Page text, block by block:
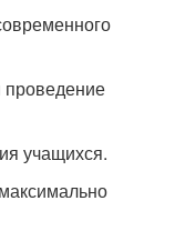
проведение
учащихся.